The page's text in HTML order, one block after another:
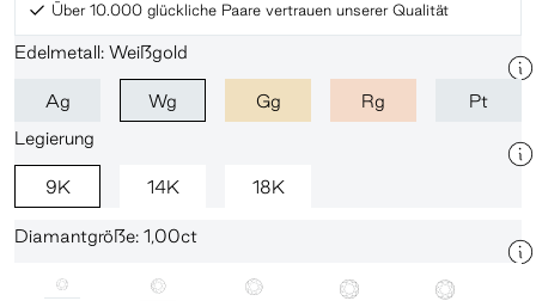
Über 10.000 glückliche Paare vertrauen unserer Qualität
Edelmetall: Weißgold
Ag Wg Gg Rg
Pt
Legierung
9K 14K 18K
Diamantgröße: 1,00ct